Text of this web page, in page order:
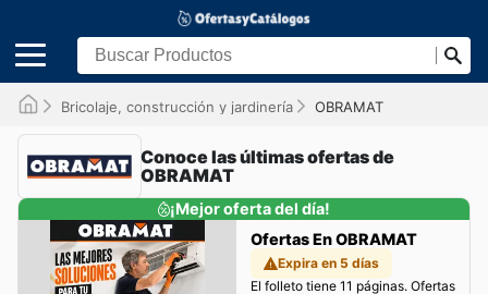
Bricolaje, construcción y jardinería OBRAMAT
Conoce las últimas ofertas de
OBRAMAT
¡Mejor oferta del día!
Ofertas En OBRAMAT
Expira en 5 días
El folleto tiene 11 páginas. Ofertas